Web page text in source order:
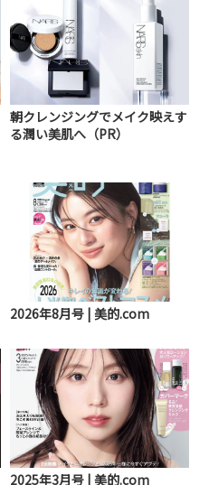
朝クレンジングでメイク映えす
る潤い美肌へ（PR）
2026年8月号 | 美的.com
2025年3月号 | 美的.com